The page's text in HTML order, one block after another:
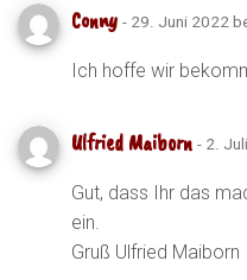
Conny - 29. Juni 2022
Ich hoffe wir
Ulfried Maiborn - 2.
Gut, dass Ihr das
ein.
Gruß Ulfried Maiborn